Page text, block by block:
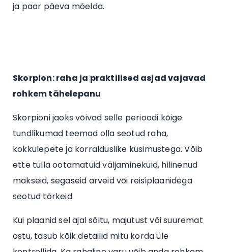
ja paar päeva mõelda.
Skorpion: raha ja praktilised asjad vajavad
rohkem tähelepanu
Skorpioni jaoks võivad selle perioodi kõige
tundlikumad teemad olla seotud raha,
kokkulepete ja korralduslike küsimustega. Võib
ette tulla ootamatuid väljaminekuid, hilinenud
makseid, segaseid arveid või reisiplaanidega
seotud tõrkeid.
Kui plaanid sel ajal sõitu, majutust või suuremat
ostu, tasub kõik detailid mitu korda üle